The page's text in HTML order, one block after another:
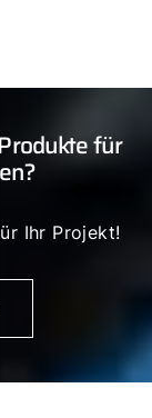
für
für
Ihr Projekt!